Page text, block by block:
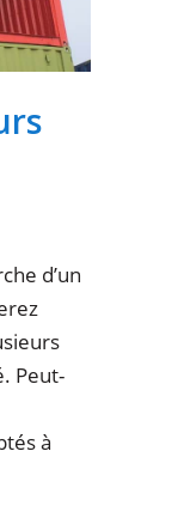
d’un
Peut-
à